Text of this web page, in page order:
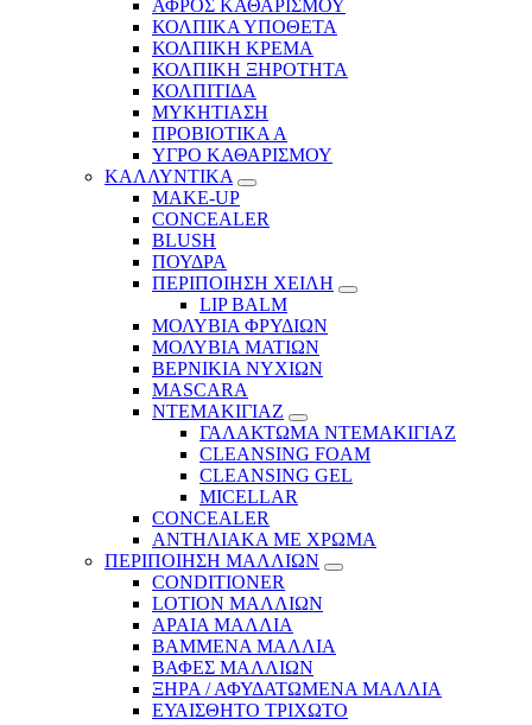
ΑΦΡΟΣ ΚΑΘΑΡΙΣΜΟΥ
ΚΟΛΠΙΚΑ ΥΠΟΘΕΤΑ
ΚΟΛΠΙΚΗ ΚΡΕΜΑ
ΚΟΛΠΙΚΗ ΞΗΡΟΤΗΤΑ
ΚΟΛΠΙΤΙΔΑ
ΜΥΚΗΤΙΑΣΗ
ΠΡΟΒΙΟΤΙΚΑ Α
ΥΓΡΟ ΚΑΘΑΡΙΣΜΟΥ
ΚΑΛΛΥΝΤΙΚΑ
MAKE-UP
CONCEALER
BLUSH
ΠΟΥΔΡΑ
ΠΕΡΙΠΟΙΗΣΗ ΧΕΙΛΗ
LIP BALM
ΜΟΛΥΒΙΑ ΦΡΥΔΙΩΝ
ΜΟΛΥΒΙΑ ΜΑΤΙΩΝ
ΒΕΡΝΙΚΙΑ ΝΥΧΙΩΝ
MASCARA
ΝΤΕΜΑΚΙΓΙΑΖ
ΓΑΛΑΚΤΩΜΑ ΝΤΕΜΑΚΙΓΙΑΖ
CLEANSING FOAM
CLEANSING GEL
MICELLAR
CONCEALER
ΑΝΤΗΛΙΑΚΑ ΜΕ ΧΡΩΜΑ
ΠΕΡΙΠΟΙΗΣΗ ΜΑΛΛΙΩΝ
CONDITIONER
LOTION ΜΑΛΛΙΩΝ
ΑΡΑΙΑ ΜΑΛΛΙΑ
ΒΑΜΜΕΝΑ ΜΑΛΛΙΑ
ΒΑΦΕΣ ΜΑΛΛΙΩΝ
ΞΗΡΑ / ΑΦΥΔΑΤΩΜΕΝΑ ΜΑΛΛΙΑ
ΕΥΑΙΣΘΗΤΟ ΤΡΙΧΩΤΟ